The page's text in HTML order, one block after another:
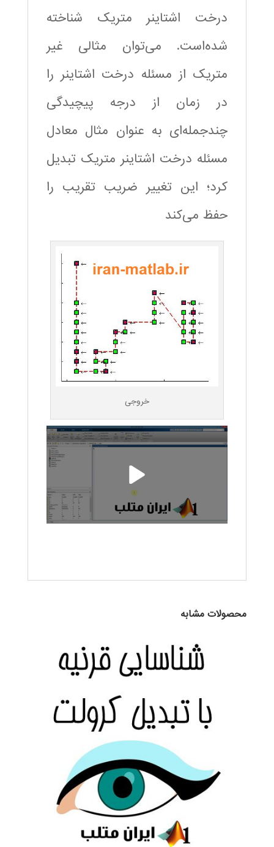
درخت اشتاینر متریک شناخته
شده‌است. می‌توان مثالی غیر
متریک از مسئله درخت اشتاینر را
در زمان از درجه پیچیدگی
چندجمله‌ای به عنوان مثال معادل
مسئله درخت اشتاینر متریک تبدیل
کرد؛ این تغییر ضریب تقریب را
حفظ می‌کند
خروجی
محصولات مشابه